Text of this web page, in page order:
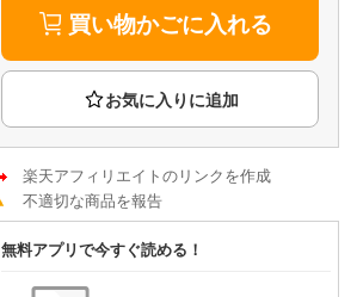
Rチャンネル
楽天チケット
エンタメニュース
推し楽
買い物かごに入れる
楽天アフィリエイトのリンクを作成
不適切な商品を報告
無料アプリで今すぐ読める！